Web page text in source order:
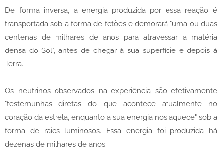
De forma inversa, a energia produzida por essa reação é
transportada sob a forma de fotões e demorará "uma ou duas
centenas de milhares de anos para atravessar a matéria
densa do Sol", antes de chegar à sua superfície e depois à
Terra.
Os neutrinos observados na experiência são efetivamente
"testemunhas diretas do que acontece atualmente no
coração da estrela, enquanto a sua energia nos aquece" sob a
forma de raios luminosos. Essa energia foi produzida há
dezenas de milhares de anos.